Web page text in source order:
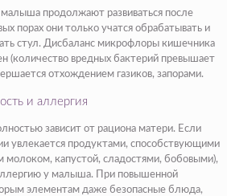
продолжают развиваться после
порах они только учатся обрабатывать и
стул. Дисбаланс микрофлоры кишечника
(количество вредных бактерий превышает
отхождением газиков, запорами.
и аллергия
зависит от рациона матери. Если
увлекается продуктами, способствующими
молоком, капустой, сладостями, бобовыми),
у малыша. При повышенной
элементам даже безопасные блюда,